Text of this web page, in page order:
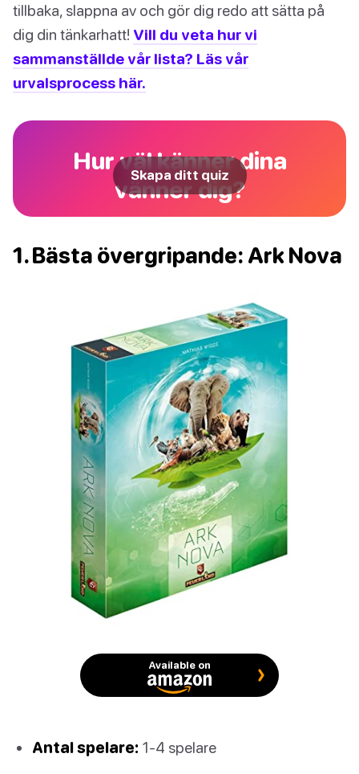
tillbaka, slappna av och gör dig redo att sätta på
dig din tänkarhatt! Vill du veta hur vi
sammanställde vår lista? Läs vår
urvalsprocess här.
Hur väl känner dina
vänner dig?
Skapa ditt quiz
1. Bästa övergripande: Ark Nova
Available on
Antal spelare: 1-4 spelare